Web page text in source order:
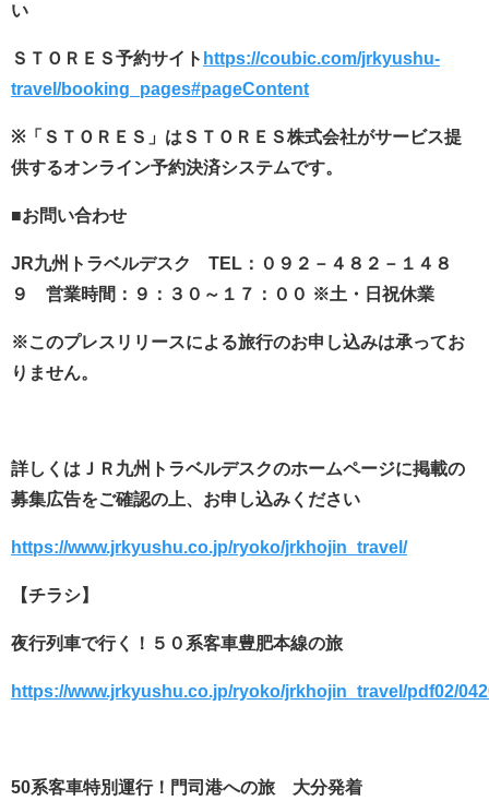
い
ＳＴＯＲＥＳ予約サイト https://coubic.com/jrkyushu-
travel/booking_pages#pageContent
※「ＳＴＯＲＥＳ」はＳＴＯＲＥＳ株式会社がサービス提
供するオンライン予約決済システムです。
■お問い合わせ
JR九州トラベルデスク TEL：０９２－４８２－１４８
９ 営業時間：９：３０～１７：００ ※土・日祝休業
※このプレスリリースによる旅行のお申し込みは承ってお
りません。
詳しくはＪＲ九州トラベルデスクのホームページに掲載の
募集広告をご確認の上、お申し込みください
https://www.jrkyushu.co.jp/ryoko/jrkhojin_travel/
【チラシ】
夜行列車で行く！５０系客車豊肥本線の旅
https://www.jrkyushu.co.jp/ryoko/jrkhojin_travel/pdf02/
50系客車特別運行！門司港への旅 大分発着